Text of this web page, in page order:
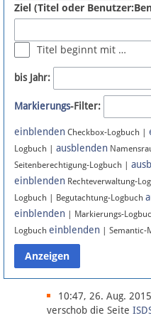
Newsletter
Bluesky
Facebook
Instagram
Anmelden
Datenschutz
Über Lobbypedia
Ziel (Titel oder
Titel beginnt mit …
bis Jahr:
Markierungs-Filter:
einblenden Checkbox-Logbuch |
Logbuch | ausblenden
Seitenberechtigung-Logbuch |
einblenden Rechteverwaltung-
Logbuch | Begutachtung-Logbuch
einblenden | Markierungs-
Logbuch einblenden | Semantic-
10:47, 26. Aug. 2015
verschob die Seite